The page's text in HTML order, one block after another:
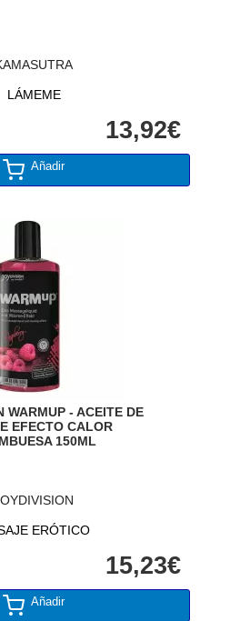
LÁMEME
13,92€
Añadir
WARMUP - ACEITE DE
EFECTO CALOR
150ML
ERÓTICO
15,23€
Añadir